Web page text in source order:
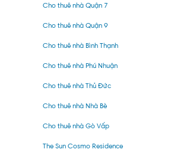
Cho thuê nhà Quận 7
Cho thuê nhà Quận 9
Cho thuê nhà Bình Thạnh
Cho thuê nhà Phú Nhuận
Cho thuê nhà Thủ Đức
Cho thuê nhà Nhà Bè
Cho thuê nhà Gò Vấp
The Sun Cosmo Residence